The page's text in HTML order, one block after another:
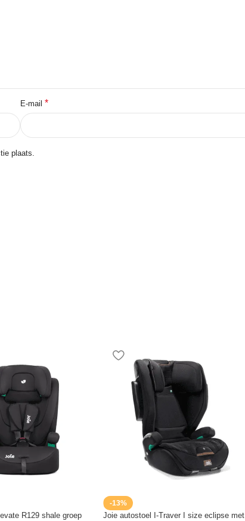
E-mail *
plaats.
R129 shale groep
-13%
Joie autostoel I-Traver I size eclipse met